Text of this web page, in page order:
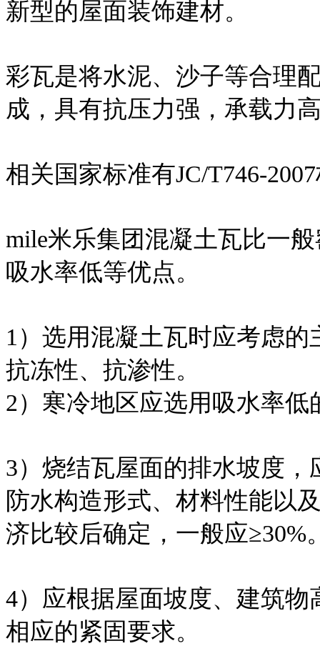
新型的屋面装饰建材。
彩瓦是将水泥、沙子等合理
成，具有抗压力强，承载力
相关国家标准有JC/T746-
mile米乐集团混凝土瓦比一
吸水率低等优点。
1）选用混凝土瓦时应考虑
抗冻性、抗渗性。
2）寒冷地区应选用吸水率低
3）烧结瓦屋面的排水坡度
防水构造形式、材料性能以
济比较后确定，一般应≥30%
4）应根据屋面坡度、建筑
相应的紧固要求。